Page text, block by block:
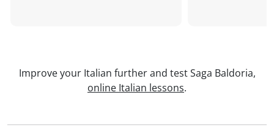
Improve your Italian further and test Saga Baldoria,
online Italian lessons.